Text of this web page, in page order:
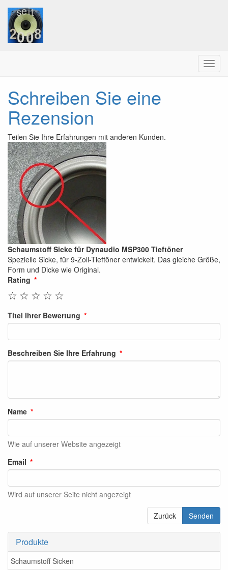
Menu
Produkte
Schaumstoff Sicken
Schreiben Sie eine
Rezension
Teilen Sie Ihre Erfahrungen mit anderen Kunden.
Schaumstoff Sicke für Dynaudio MSP300 Tieftöner
Spezielle Sicke, für 9-Zoll-Tieftöner entwickelt. Das gleiche Größe,
Form und Dicke wie Original.
Rating
☆
☆
☆
☆
☆
Titel Ihrer Bewertung
Beschreiben Sie Ihre Erfahrung
Name
Wie auf unserer Website angezeigt
Email
Wird auf unserer Seite nicht angezeigt
Zurück Senden